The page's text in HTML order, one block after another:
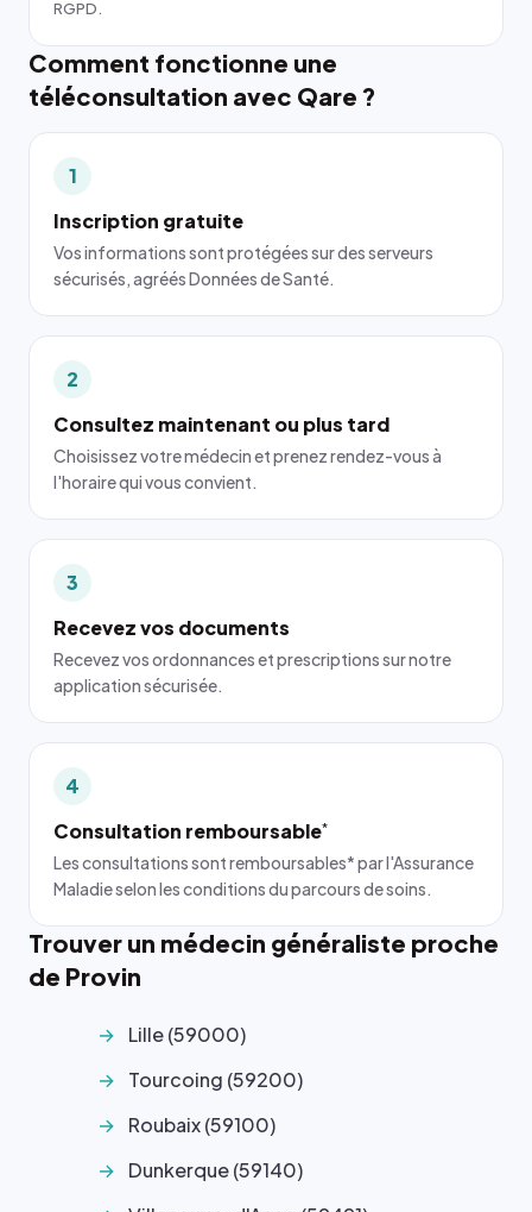
RGPD.
Comment fonctionne une
téléconsultation avec Qare ?
1
Inscription gratuite
Vos informations sont protégées sur des serveurs
sécurisés, agréés Données de Santé.
2
Consultez maintenant ou plus tard
Choisissez votre médecin et prenez rendez-vous à
l'horaire qui vous convient.
3
Recevez vos documents
Recevez vos ordonnances et prescriptions sur notre
application sécurisée.
4
Consultation remboursable*
Les consultations sont remboursables* par l'Assurance
Maladie selon les conditions du parcours de soins.
Trouver un médecin généraliste proche
de Provin
Lille (59000)
Tourcoing (59200)
Roubaix (59100)
Dunkerque (59140)